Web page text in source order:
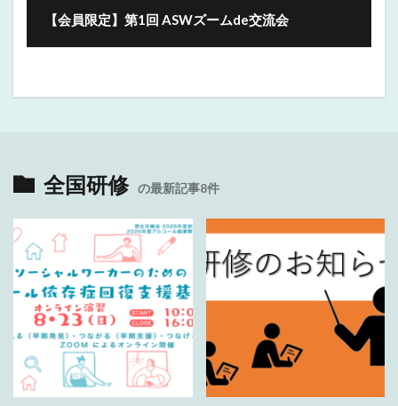
【会員限定】第1回 ASWズームde交流会
全国研修 の最新記事8件